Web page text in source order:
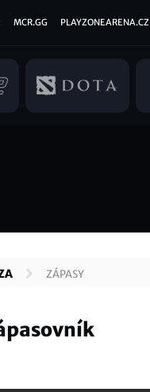
MCR.GG PLAYZONEARENA.CZ
ZÁPASY